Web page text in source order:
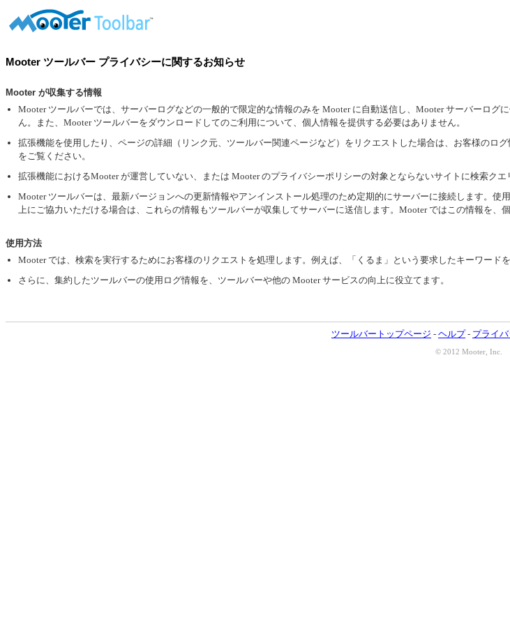
Mooter ツールバー プライバシーに関するお知らせ
Mooter が収集する情報
Mooter ツールバーでは、サーバーログなどの一般的で限定的な情報のみを Mooter に自動送信し、Mooter サーバーロ
ん。また、Mooter ツールバーをダウンロードしてのご利用について、個人情報を提供する必要はありません。
拡張機能を使用したり、ページの詳細（リンク元、ツールバー関連ページなど）をリクエストした場合は、お客様の
をご覧ください。
拡張機能におけるMooter が運営していない、または Mooter のプライバシーポリシーの対象とならないサイトに検索クエ
Mooter ツールバーは、最新バージョンへの更新情報やアンインストール処理のため定期的にサーバーに接続します。
上にご協力いただける場合は、これらの情報もツールバーが収集してサーバーに送信します。Mooter ではこの情報を、
使用方法
Mooter では、検索を実行するためにお客様のリクエストを処理します。例えば、「くるま」という要求したキーワード
さらに、集約したツールバーの使用ログ情報を、ツールバーや他の Mooter サービスの向上に役立てます。
ツールバートップページ - ヘルプ- プライ
© 2012 Mooter, Inc.